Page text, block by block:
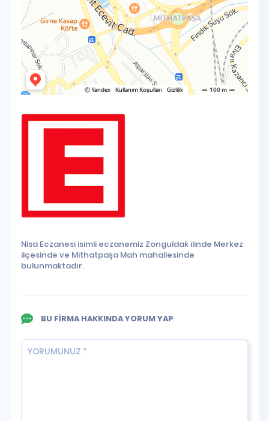
Nisa Eczanesi isimli eczanemiz Zonguldak ilinde Merkez
ilçesinde ve Mithatpaşa Mah mahallesinde
bulunmaktadır.
BU FİRMA HAKKINDA YORUM YAP